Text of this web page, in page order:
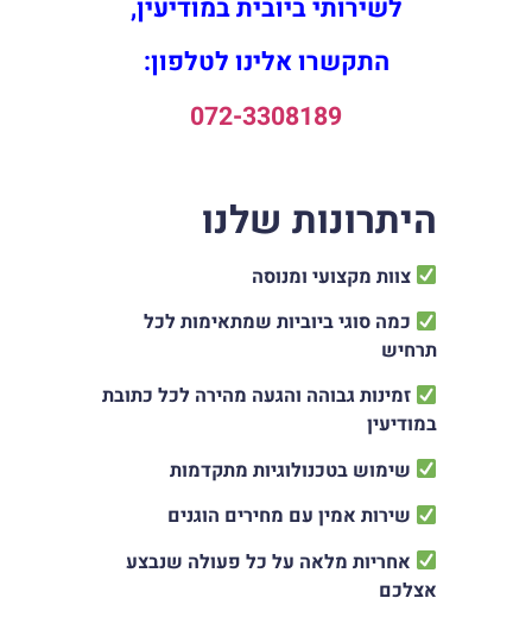
לשירותי ביובית במודיעין,
התקשרו אלינו לטלפון:
072-3308189
היתרונות שלנו
צוות מקצועי ומנוסה
כמה סוגי ביוביות שמתאימות לכל
תרחיש
זמינות גבוהה והגעה מהירה לכל כתובת
במודיעין
שימוש בטכנולוגיות מתקדמות
שירות אמין עם מחירים הוגנים
אחריות מלאה על כל פעולה שנבצע
אצלכם